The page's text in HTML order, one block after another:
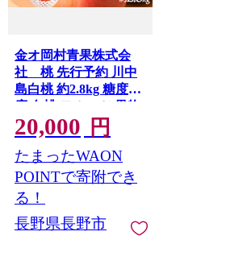
金オ岡村青果株式会
社 桃 先行予約 川中
島白桃 約2.8kg 糖度12
度 白桃 フルーツ 果物
オンライン決済限定 |
桃 フルーツ 果実 人気
おすすめ ギフト プレ
ゼント 送料無料 長野
県 長野市 信州 信濃 ふ
るさと納税
20,000 円
たまったWAON
POINTで寄附でき
る！
長野県長野市